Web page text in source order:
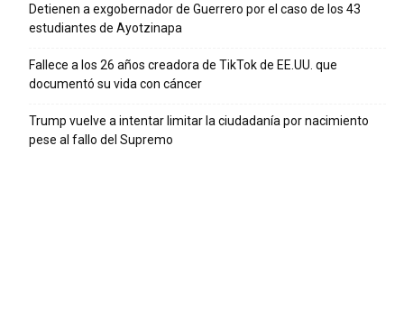
Detienen a exgobernador de Guerrero por el caso de los 43
estudiantes de Ayotzinapa
Fallece a los 26 años creadora de TikTok de EE.UU. que
documentó su vida con cáncer
Trump vuelve a intentar limitar la ciudadanía por nacimiento
pese al fallo del Supremo